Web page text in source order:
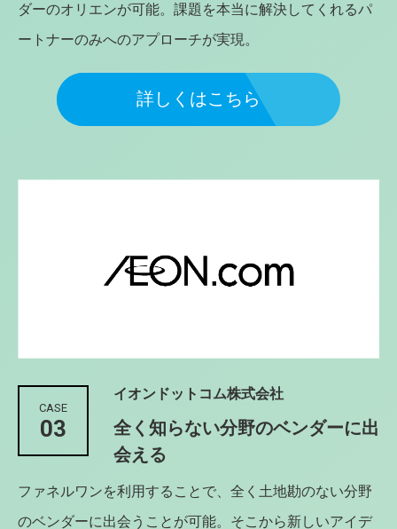
ダーのオリエンが可能。課題を本当に解決してくれるパ
ートナーのみへのアプローチが実現。
詳しくはこちら
CASE
03
イオンドットコム株式会社
全く知らない分野のベンダーに出
会える
ファネルワンを利用することで、全く土地勘のない分野
のベンダーに出会うことが可能。そこから新しいアイデ